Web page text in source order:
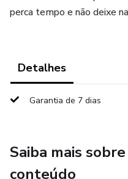
perca tempo e não deixe
Detalhes
Garantia de 7 dias
Saiba mais
conteúdo